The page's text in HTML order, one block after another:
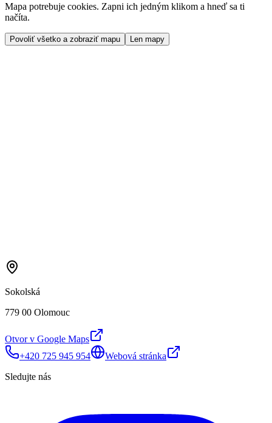
Mapa potrebuje cookies. Zapni ich jedným klikom a hneď sa ti
načíta.
Povoliť všetko a zobraziť mapu Len mapy
Sokolská
779 00 Olomouc
Otvor v Google Maps
+420 725 945 954
Webová stránka
Sledujte nás